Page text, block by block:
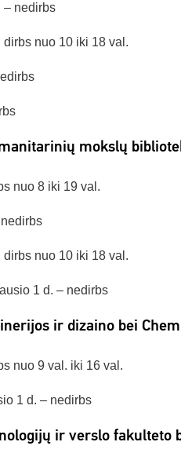
– nedirbs
nuo 10 iki 18 val.
mokslų
nuo 8 iki 19 val.
nuo 10 iki 18 val.
1 d. – nedirbs
ir dizaino bei
nuo 9 val. iki 16 val.
1 d. – nedirbs
ir verslo fakulteto